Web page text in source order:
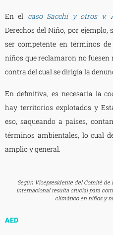
En el caso Sacchi y otros v.
Derechos del Niño, por ejemplo,
ser competente en términos
niños que reclamaron no fuesen
contra del cual se dirigía la
En definitiva, es necesaria la
hay territorios explotados y
eso, saqueando a países,
términos ambientales, lo cual
amplio y general.
Según Vicepresidente del Comité de
internacional resulta crucial para
climático en niños y
AED